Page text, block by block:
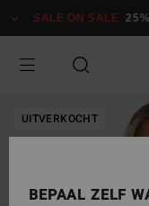
naar
SALE ON SALE 25%
UITVERKOCHT
BEPAAL ZELF